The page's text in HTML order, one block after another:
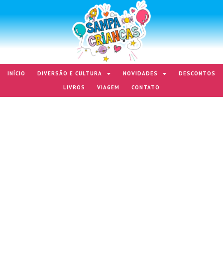
INÍCIO DIVERSÃO E CULTURA NOVIDADES
DESCONTOS
LIVROS
VIAGEM CONTATO